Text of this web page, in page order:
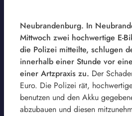
Neubrandenburg. In
Mittwoch zwei hochwertige E-
die Polizei mitteilte, schlugen
innerhalb einer Stunde vor
einer Artzpraxis zu. Der
Euro. Die Polizei rät,
benutzen und den Akku
abzubauen und diesen